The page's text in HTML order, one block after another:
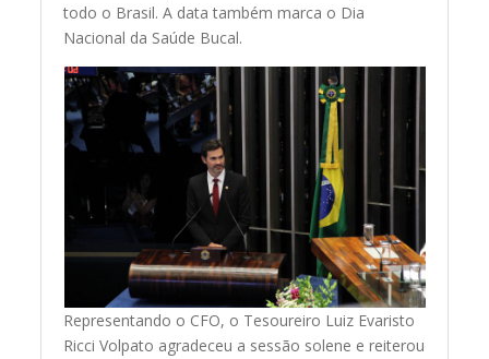
todo o Brasil. A data também marca o Dia
Nacional da Saúde Bucal.
Representando o CFO, o Tesoureiro Luiz Evaristo
Ricci Volpato agradeceu a sessão solene e reiterou